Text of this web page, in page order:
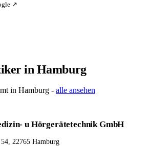
↗
in Hamburg
in Hamburg - alle ansehen
u Hörgerätetechnik GmbH
22765 Hamburg